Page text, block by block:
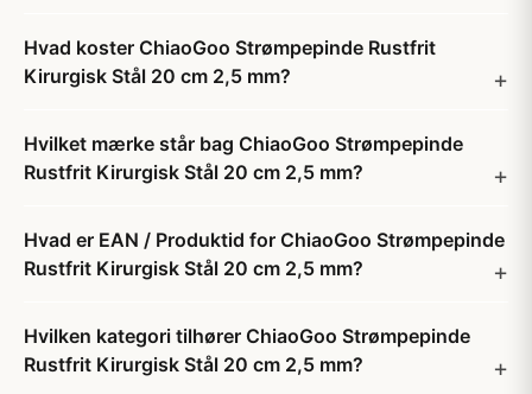
Hvad koster ChiaoGoo Strømpepinde Rustfrit
Kirurgisk Stål 20 cm 2,5 mm?
Hvilket mærke står bag ChiaoGoo Strømpepinde
Rustfrit Kirurgisk Stål 20 cm 2,5 mm?
Hvad er EAN / Produktid for ChiaoGoo Strømpepinde
Rustfrit Kirurgisk Stål 20 cm 2,5 mm?
Hvilken kategori tilhører ChiaoGoo Strømpepinde
Rustfrit Kirurgisk Stål 20 cm 2,5 mm?